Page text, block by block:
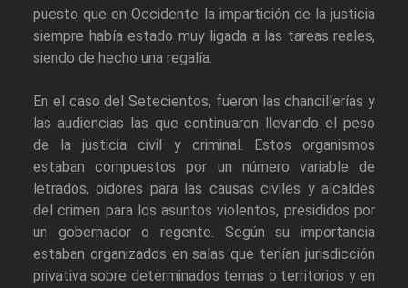
puesto que en Occidente la impartición de la justicia
siempre había estado muy ligada a las tareas reales,
siendo de hecho una regalía.
En el caso del Setecientos, fueron las chancillerías y
las audiencias las que continuaron llevando el peso
de la justicia civil y criminal. Estos organismos
estaban compuestos por un número variable de
letrados, oidores para las causas civiles y alcaldes
del crimen para los asuntos violentos, presididos por
un gobernador o regente. Según su importancia
estaban organizados en salas que tenían jurisdicción
privativa sobre determinados temas o territorios y en